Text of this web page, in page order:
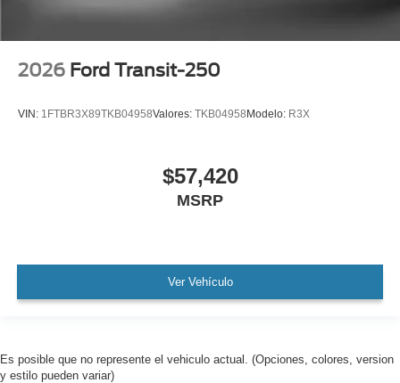
2026 Ford Transit-250
VIN: 1FTBR3X89TKB04958Valores: TKB04958 Modelo: R3X
$57,420
MSRP
Ver Vehículo
Es posible que no represente el vehiculo actual. (Opciones, colores, version
y estilo pueden variar)